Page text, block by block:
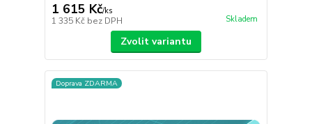
1 615 Kč/ks
1 335 Kč bez DPH Skladem
Zvolit variantu
Doprava ZDARMA